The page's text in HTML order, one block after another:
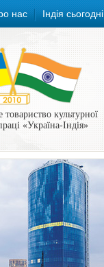
нас Індія сьогодні
товариство культурної
«Україна-Індія»